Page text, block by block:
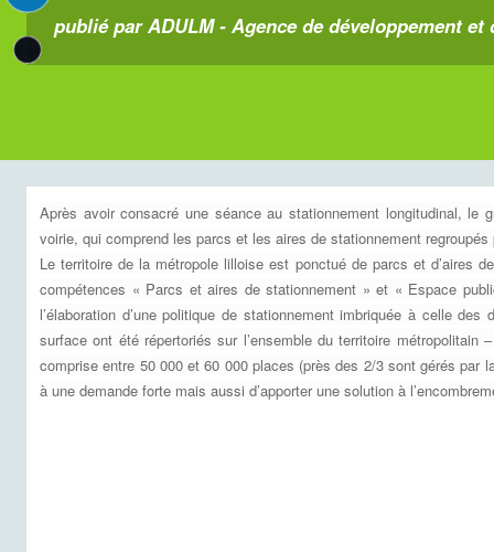
publié par ADULM - Agence de développement
Après avoir consacré une séance au stationnement longitudinal, le
voirie, qui comprend les parcs et les aires de stationnement
Le territoire de la métropole lilloise est ponctué de parcs et d’aires
compétences « Parcs et aires de stationnement » et « Espace
l’élaboration d’une politique de stationnement imbriquée à celle
surface ont été répertoriés sur l’ensemble du territoire
comprise entre 50 000 et 60 000 places (près des 2/3 sont gérés par
à une demande forte mais aussi d’apporter une solution à